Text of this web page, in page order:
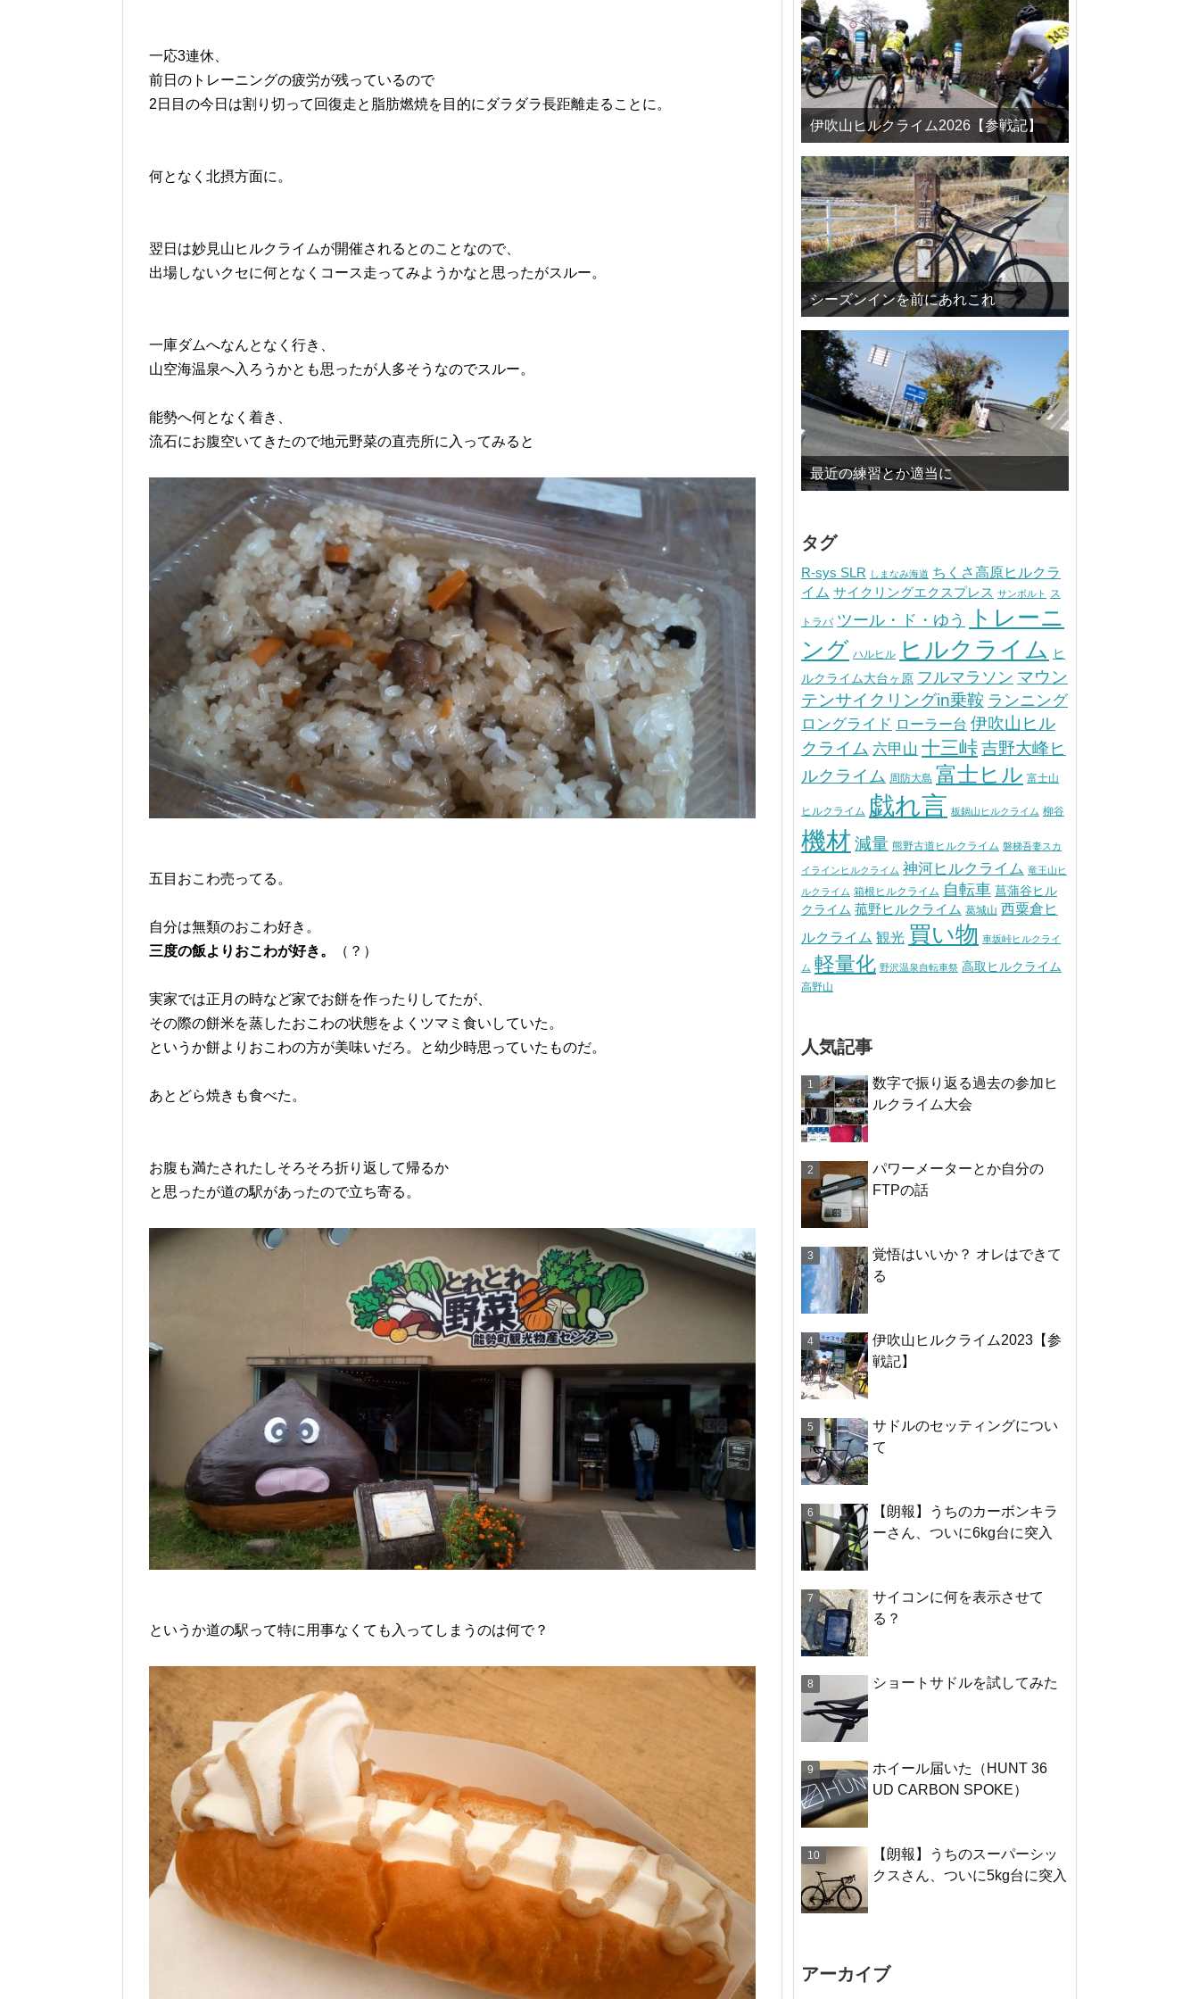
一応3連休、
前日のトレーニングの疲労が残っているので
2日目の今日は割り切って回復走と脂肪燃焼を目的にダラダラ長距離走ることに。
何となく北摂方面に。
翌日は妙見山ヒルクライムが開催されるとのことなので、
出場しないクセに何となくコース走ってみようかなと思ったがスルー。
一庫ダムへなんとなく行き、
山空海温泉へ入ろうかとも思ったが人多そうなのでスルー。
能勢へ何となく着き、
流石にお腹空いてきたので地元野菜の直売所に入ってみると
五目おこわ売ってる。
自分は無類のおこわ好き。
三度の飯よりおこわが好き。
（？）
実家では正月の時など家でお餅を作ったりしてたが、
その際の餅米を蒸したおこわの状態をよくツマミ食いしていた。
というか餅よりおこわの方が美味いだろ。と幼少時思っていたものだ。
あとどら焼きも食べた。
お腹も満たされたしそろそろ折り返して帰るか
と思ったが道の駅があったので立ち寄る。
というか道の駅って特に用事なくても入ってしまうのは何で？
伊吹山ヒルクライム2026【参戦記】
シーズンインを前にあれこれ
最近の練習とか適当に
タグ
R-sys SLR しまなみ海道 ちくさ高原ヒルクラ
イム サイクリングエクスプレス サンボルト ス
トラバ ツール・ド・ゆう
トレーニ
ング ハルヒル ヒルクライム ヒ
ルクライム大台ヶ原 フルマラソン マウン
テンサイクリングin乗鞍 ランニング
ロングライド ローラー台 伊吹山ヒル
クライム 六甲山 十三峠吉野大峰ヒ
ルクライム 周防大島 富士ヒル 富士山
ヒルクライム 戯れ言 板鍋山ヒルクライム 柳谷
機材 減量 熊野古道ヒルクライム 磐梯吾妻スカ
イラインヒルクライム 神河ヒルクライム 竜王山ヒ
ルクライム 箱根ヒルクライム 自転車 菖蒲谷ヒル
クライム 菰野ヒルクライム 葛城山 西粟倉ヒ
ルクライム 観光 買い物 車坂峠ヒルクライ
ム 軽量化 野沢温泉自転車祭 高取ヒルクライム
高野山
人気記事
数字で振り返る過去の参加ヒ
ルクライム大会
パワーメーターとか自分の
FTPの話
覚悟はいいか？ オレはできて
る
伊吹山ヒルクライム2023【参
戦記】
サドルのセッティングについ
て
【朗報】うちのカーボンキラ
ーさん、ついに6kg台に突入
サイコンに何を表示させて
る？
ショートサドルを試してみた
ホイール届いた（HUNT 36
UD CARBON SPOKE）
【朗報】うちのスーパーシッ
クスさん、ついに5kg台に突入
アーカイブ